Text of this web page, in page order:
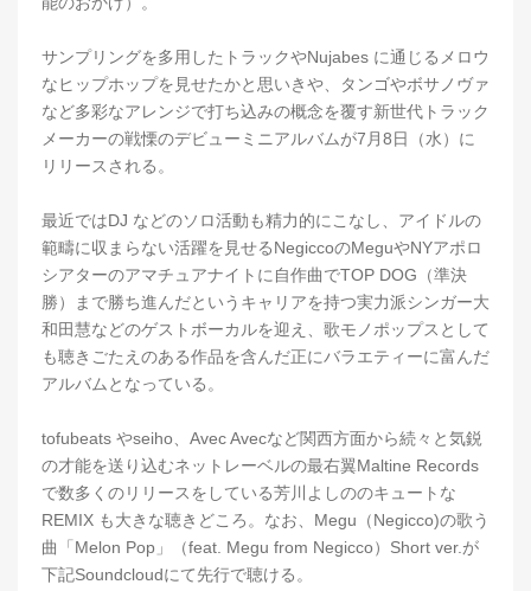
サンプリングを多用したトラックやNujabes に通じるメロウ
なヒップホップを見せたかと思いきや、タンゴやボサノヴァ
など多彩なアレンジで打ち込みの概念を覆す新世代トラック
メーカーの戦慄のデビューミニアルバムが7月8日（水）に
リリースされる。
最近ではDJ などのソロ活動も精力的にこなし、アイドルの
範疇に収まらない活躍を見せるNegiccoのMeguやNYアポロ
シアターのアマチュアナイトに自作曲でTOP DOG（準決
勝）まで勝ち進んだというキャリアを持つ実力派シンガー大
和田慧などのゲストボーカルを迎え、歌モノポップスとして
も聴きごたえのある作品を含んだ正にバラエティーに富んだ
アルバムとなっている。
tofubeats やseiho、Avec Avecなど関西方面から続々と気鋭
の才能を送り込むネットレーベルの最右翼Maltine Records
で数多くのリリースをしている芳川よしののキュートな
REMIX も大きな聴きどころ。なお、Megu（Negicco)の歌う
曲「Melon Pop」（feat. Megu from Negicco）Short ver.が
下記Soundcloudにて先行で聴ける。